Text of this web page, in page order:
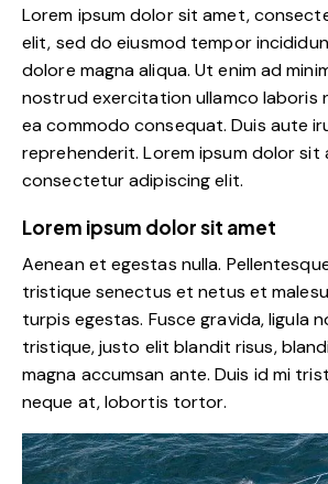
Lorem ipsum dolor sit amet,
elit, sed do eiusmod tempor
dolore magna aliqua. Ut enim ad
nostrud exercitation ullamco laboris
ea commodo consequat. Duis aute
reprehenderit. Lorem ipsum dolor sit
consectetur adipiscing elit.
Lorem ipsum dolor sit amet
Aenean et egestas nulla.
tristique senectus et netus et
turpis egestas. Fusce gravida, ligula
tristique, justo elit blandit risus,
magna accumsan ante. Duis id mi
neque at, lobortis tortor.